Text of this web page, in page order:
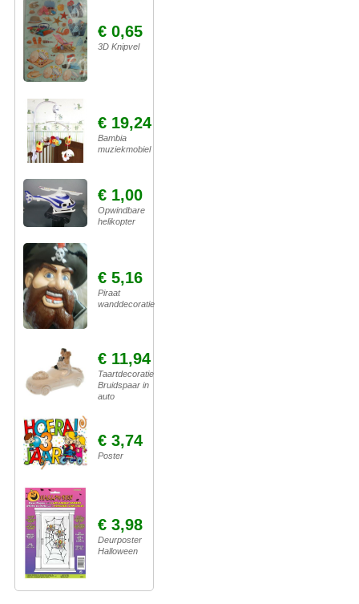
€ 0,65
3D Knipvel
€ 19,24
Bambia
muziekmobiel
€ 1,00
Opwindbare
helikopter
€ 5,16
Piraat
wanddecoratie
€ 11,94
Taartdecoratie
Bruidspaar in
auto
€ 3,74
Poster
€ 3,98
Deurposter
Halloween